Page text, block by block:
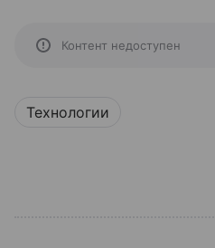
Контент недоступен
Технологии